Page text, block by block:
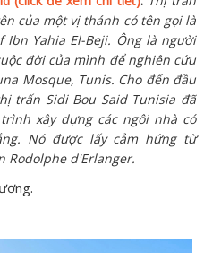
của một vị thánh có tên gọi là
Ibn Yahia El-Beji. Ông là người
đời của mình để nghiên cứu
Mosque, Tunis. Cho đến đầu
trấn Sidi Bou Said Tunisia đã
xây dựng các ngôi nhà có
Nó được lấy cảm hứng từ
Rodolphe d'Erlanger.